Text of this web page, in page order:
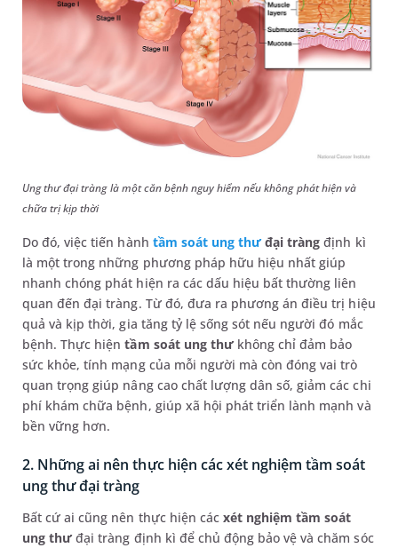
Ung thư đại tràng là một căn bệnh nguy hiểm nếu không phát hiện và
chữa trị kịp thời
Do đó, việc tiến hành tầm soát ung thưđại tràng định kì
là một trong những phương pháp hữu hiệu nhất giúp
nhanh chóng phát hiện ra các dấu hiệu bất thường liên
quan đến đại tràng. Từ đó, đưa ra phương án điều trị hiệu
quả và kịp thời, gia tăng tỷ lệ sống sót nếu người đó mắc
bệnh. Thực hiện tầm soát ung thưkhông chỉ đảm bảo
sức khỏe, tính mạng của mỗi người mà còn đóng vai trò
quan trọng giúp nâng cao chất lượng dân số, giảm các chi
phí khám chữa bệnh, giúp xã hội phát triển lành mạnh và
bền vững hơn.
2. Những ai nên thực hiện các xét nghiệm tầm soát
ung thư đại tràng
Bất cứ ai cũng nên thực hiện các xét nghiệm tầm soát
ung thưđại tràng định kì để chủ động bảo vệ và chăm sóc